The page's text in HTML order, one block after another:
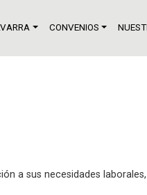
CONVENIOS
a sus necesidades